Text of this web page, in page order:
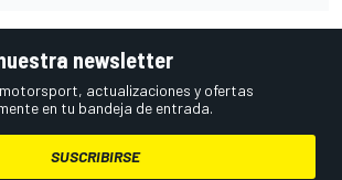
newsletter
actualizaciones y ofertas
en tu bandeja de entrada.
SUSCRIBIRSE